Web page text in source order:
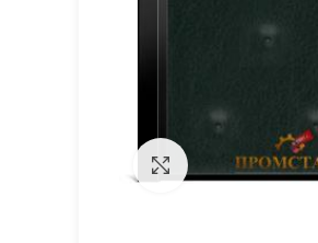
Click to enlarge